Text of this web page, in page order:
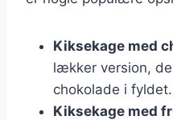
Kiksekage med
lækker version,
chokolade i fyldet.
Kiksekage med